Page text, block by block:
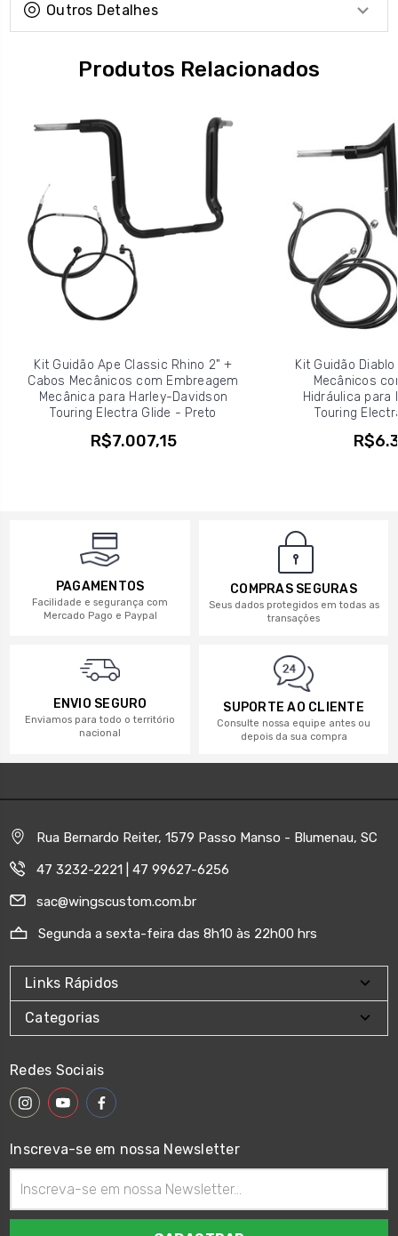
Outros Detalhes
Produtos Relacionados
Kit Guidão Ape Classic Rhino 2" +
Cabos Mecânicos com Embreagem
Mecânica para Harley-Davidson
Touring Electra Glide - Preto
R$7.007,15
Kit Guidão
Mecânicos
Hidráulica para
Touring
PAGAMENTOS
Facilidade e segurança com
Mercado Pago e Paypal
COMPRAS SEGURAS
Seus dados protegidos em todas as
transações
ENVIO SEGURO
Enviamos para todo o território
nacional
SUPORTE AO CLIENTE
Consulte nossa equipe antes ou
depois da sua compra
Rua Bernardo Reiter, 1579 Passo Manso - Blumenau, SC
47 3232-2221 | 47 99627-6256
sac@wingscustom.com.br
Segunda a sexta-feira das 8h10 às 22h00 hrs
Links Rápidos
Categorias
Redes Sociais
Inscreva-se em nossa Newsletter
de
email